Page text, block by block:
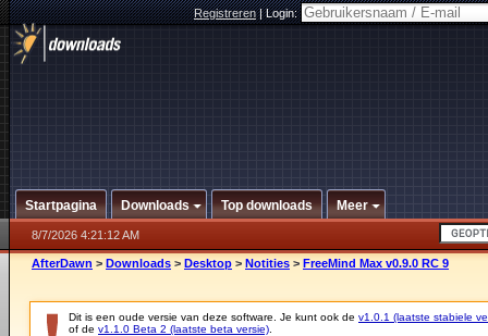
Registreren|Login:
Startpagina Downloads Top downloads Meer
8/7/2026 4:21:12 AM
AfterDawn > Downloads > Desktop > Notities > FreeMind Max v0.9.0 RC 9
Dit is een oude versie van deze software. Je kunt ook de v1.0.1 (laatste stabiele
of de v1.1.0 Beta 2 (laatste beta versie)